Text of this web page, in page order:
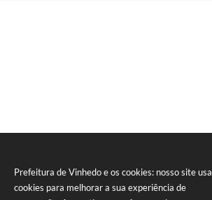
Prefeitura de Vinhedo e os cookies: nosso site usa
cookies para melhorar a sua experiência de